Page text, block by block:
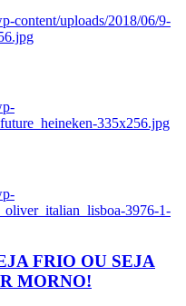
content/uploads/2018/06/9-
335x256.jpg
3976-1-
FRIO OU SEJA
MORNO!